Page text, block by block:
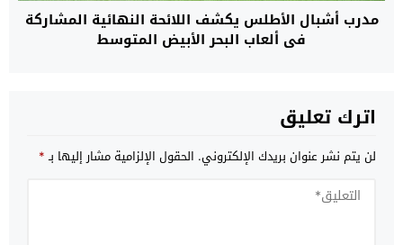
مدرب أشبال الأطلس يكشف اللائحة النهائية المشاركة
في ألعاب البحر الأبيض المتوسط
اترك تعليق
لن يتم نشر عنوان بريدك الإلكتروني. الحقول الإلزامية مشار إليها بـ*